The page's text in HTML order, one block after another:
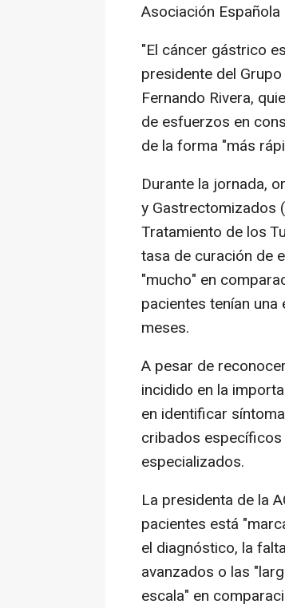
Asociación Española
"El cáncer gástrico
presidente del
Fernando Rivera,
de esfuerzos en
de la forma "más
Durante la jornada,
y Gastrectomizados
Tratamiento de los
tasa de curación de
"mucho" en
pacientes tenían
meses.
A pesar de
incidido en la
en identificar
cribados
especializados.
La presidenta de la
pacientes está
el diagnóstico, la
avanzados o las
escala" en